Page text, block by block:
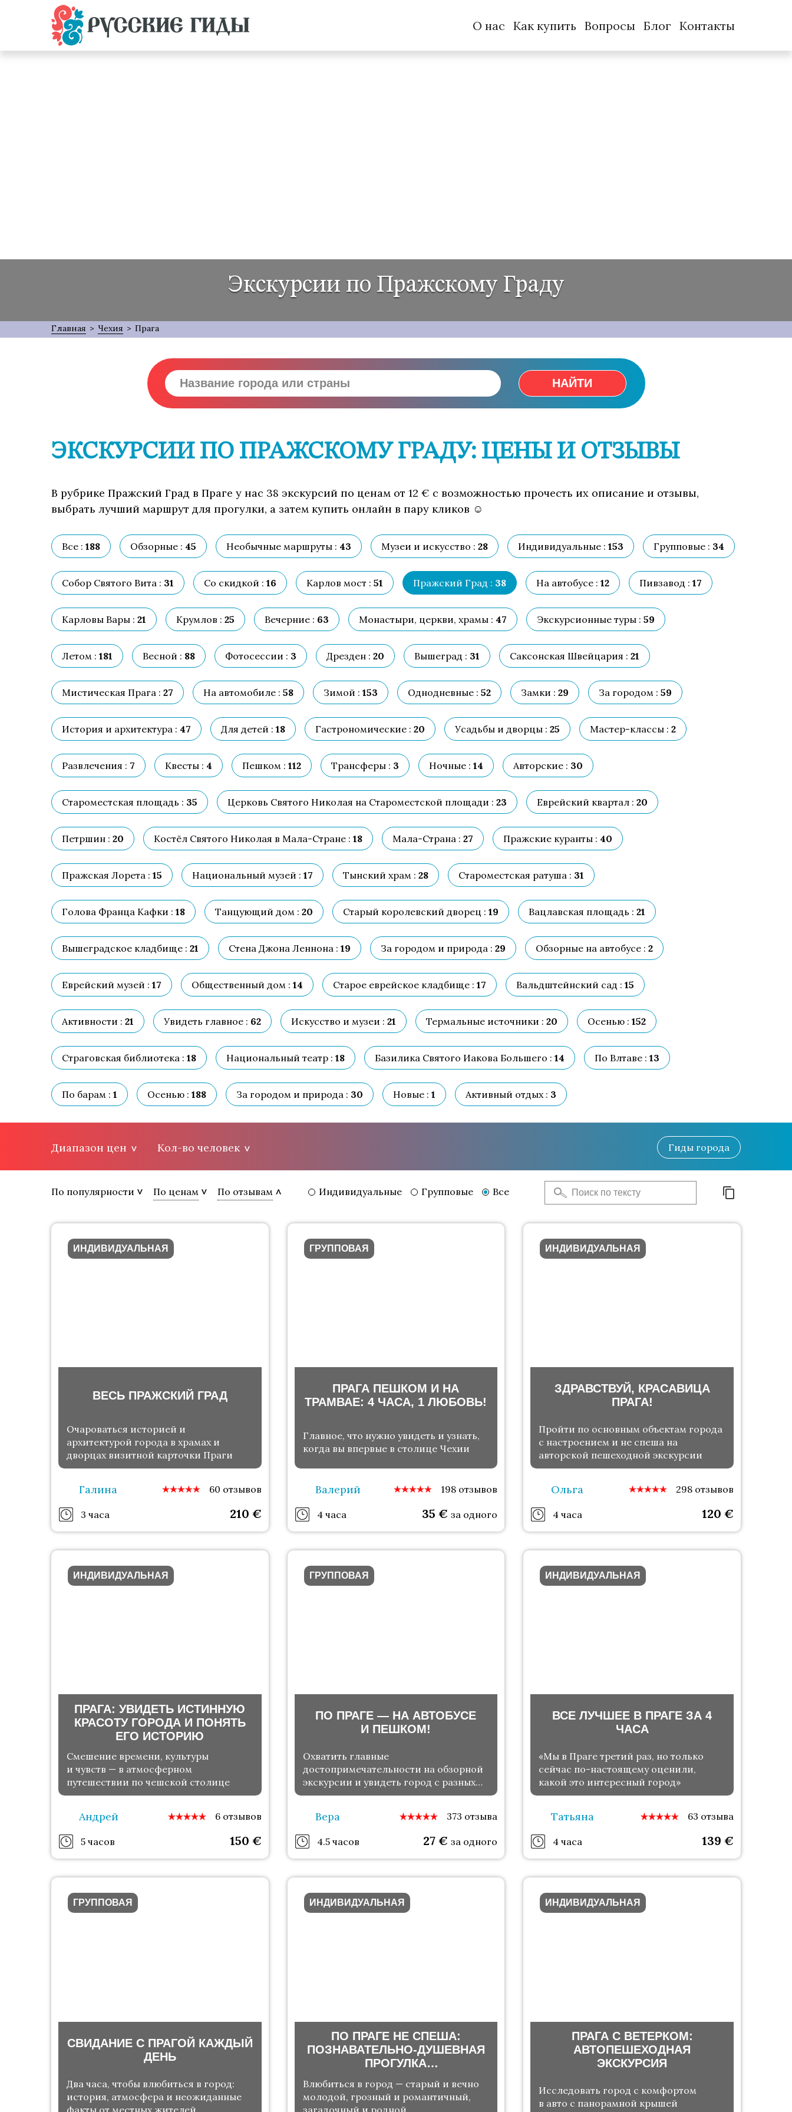
О нас Как купить Вопросы Блог Контакты
Экскурсии по Пражскому Граду
Главная > Чехия > Прага
НАЙТИ
ЭКСКУРСИИ ПО ПРАЖСКОМУ ГРАДУ: ЦЕНЫ И ОТЗЫВЫ
В рубрике Пражский Град в Праге у нас 38 экскурсий по ценам от 12 € с возможностью прочесть их описание и отзывы,
выбрать лучший маршрут для прогулки, а затем купить онлайн в пару кликов ☺
Все : 188 Обзорные : 45 Необычные маршруты : 43 Музеи и искусство : 28 Индивидуальные : 153 Групповые : 34
Собор Святого Вита : 31 Со скидкой : 16 Карлов мост : 51 Пражский Град : 38 На автобусе : 12 Пивзавод : 17
Карловы Вары : 21 Крумлов : 25 Вечерние : 63 Монастыри, церкви, храмы : 47 Экскурсионные туры : 59
Летом : 181 Весной : 88 Фотосессии : 3 Дрезден : 20 Вышеград : 31 Саксонская Швейцария : 21
Мистическая Прага : 27 На автомобиле : 58 Зимой : 153 Однодневные : 52 Замки : 29 За городом : 59
История и архитектура : 47 Для детей : 18 Гастрономические : 20 Усадьбы и дворцы : 25 Мастер-классы : 2
Развлечения : 7 Квесты : 4 Пешком : 112 Трансферы : 3 Ночные : 14 Авторские : 30
Староместская площадь : 35 Церковь Святого Николая на Староместской площади : 23 Еврейский квартал : 20
Петршин : 20 Костёл Святого Николая в Мала-Стране : 18 Мала-Страна : 27 Пражские куранты : 40
Пражская Лорета : 15 Национальный музей : 17 Тынский храм : 28 Староместская ратуша : 31
Голова Франца Кафки : 18 Танцующий дом : 20 Старый королевский дворец : 19 Вацлавская площадь : 21
Вышеградское кладбище : 21 Стена Джона Леннона : 19 За городом и природа : 29 Обзорные на автобусе : 2
Еврейский музей : 17 Общественный дом : 14 Старое еврейское кладбище : 17 Вальдштейнский сад : 15
Активности : 21 Увидеть главное : 62 Искусство и музеи : 21 Термальные источники : 20 Осенью : 152
Страговская библиотека : 18 Национальный театр : 18 Базилика Святого Иакова Большего : 14 По Влтаве : 13
По барам : 1 Осенью : 188 За городом и природа : 30 Новые : 1 Активный отдых : 3
Диапазон цен Кол-во человек Гиды города
По популярности По ценам По отзывам Индивидуальные Групповые Все
ИНДИВИДУАЛЬНАЯ
ВЕСЬ ПРАЖСКИЙ ГРАД
Очароваться историей и
архитектурой города в храмах и
дворцах визитной карточки Праги
Галина 60 отзывов
3 часа 210 €
ГРУППОВАЯ
ПРАГА ПЕШКОМ И НА
ТРАМВАЕ: 4 ЧАСА, 1 ЛЮБОВЬ!
Главное, что нужно увидеть и узнать,
когда вы впервые в столице Чехии
Валерий 198 отзывов
4 часа 35€ за одного
ИНДИВИДУАЛЬНАЯ
ЗДРАВСТВУЙ, КРАСАВИЦА
ПРАГА!
Пройти по основным объектам города
с настроением и не спеша на
авторской пешеходной экскурсии
Ольга 298 отзывов
4 часа 120 €
ИНДИВИДУАЛЬНАЯ
ПРАГА: УВИДЕТЬ ИСТИННУЮ
КРАСОТУ ГОРОДА И ПОНЯТЬ
ЕГО ИСТОРИЮ
Смешение времени, культуры
и чувств — в атмосферном
путешествии по чешской столице
Андрей 6 отзывов
5 часов 150 €
ГРУППОВАЯ
ПО ПРАГЕ — НА АВТОБУСЕ
И ПЕШКОМ!
Охватить главные
достопримечательности на обзорной
экскурсии и увидеть город с разных
сторон
Вера 373 отзыва
4.5 часов 27€ за одного
ИНДИВИДУАЛЬНАЯ
ВСЕ ЛУЧШЕЕ В ПРАГЕ ЗА 4
ЧАСА
«Мы в Праге третий раз, но только
сейчас по-настоящему оценили,
какой это интересный город»
Татьяна 63 отзыва
4 часа 139 €
ГРУППОВАЯ
СВИДАНИЕ С ПРАГОЙ КАЖДЫЙ
ДЕНЬ
Два часа, чтобы влюбиться в город:
история, атмосфера и неожиданные
факты от местных жителей
ИНДИВИДУАЛЬНАЯ
ПО ПРАГЕ НЕ СПЕША:
ПОЗНАВАТЕЛЬНО-ДУШЕВНАЯ
ПРОГУЛКА
Влюбиться в город — старый и вечно
молодой, грозный и романтичный,
загадочный и родной
ИНДИВИДУАЛЬНАЯ
ПРАГА С ВЕТЕРКОМ:
АВТОПЕШЕХОДНАЯ
ЭКСКУРСИЯ
Исследовать город с комфортом
в авто с панорамной крышей